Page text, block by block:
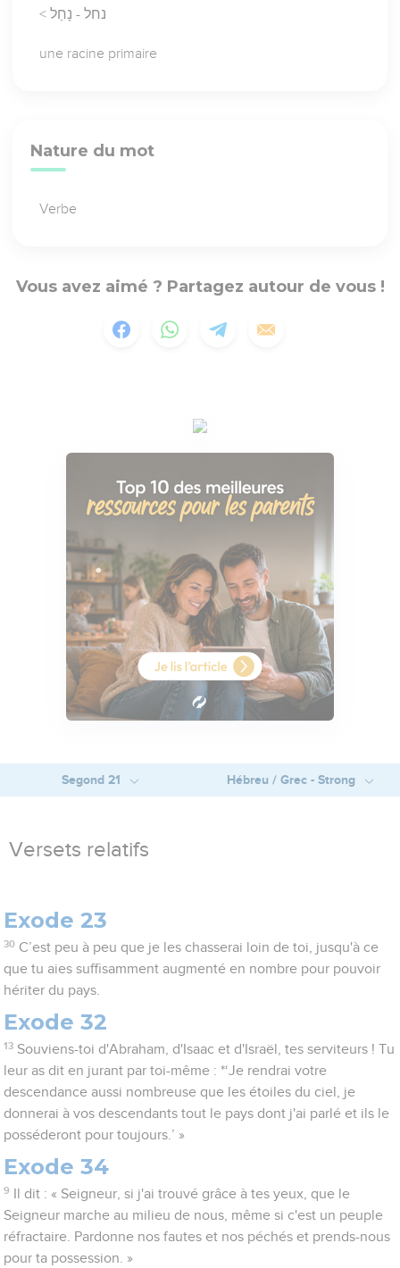
< נחל - נָחַל
une racine primaire
Nature du mot
Verbe
Vous avez aimé ? Partagez autour de vous !
Segond 21 Hébreu / Grec - Strong
Versets relatifs
Exode 23
30 C’est peu à peu que je les chasserai loin de toi, jusqu'à ce
que tu aies suffisamment augmenté en nombre pour pouvoir
hériter du pays.
Exode 32
13 Souviens-toi d'Abraham, d'Isaac et d'Israël, tes serviteurs ! Tu
leur as dit en jurant par toi-même : *‘Je rendrai votre
descendance aussi nombreuse que les étoiles du ciel, je
donnerai à vos descendants tout le pays dont j'ai parlé et ils le
posséderont pour toujours.’ »
Exode 34
9
Il dit : « Seigneur, si j'ai trouvé grâce à tes yeux, que le
Seigneur marche au milieu de nous, même si c'est un peuple
réfractaire. Pardonne nos fautes et nos péchés et prends-nous
pour ta possession. »